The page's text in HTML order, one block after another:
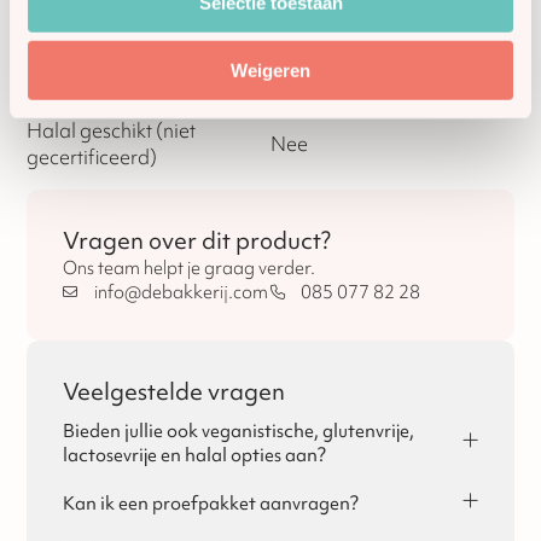
Weigeren
Nee
Halal geschikt (niet
gecertificeerd)
Nee
Vragen over dit product?
Ons team helpt je graag verder.
info@debakkerij.com
085 077 82 28
Veelgestelde vragen
Bieden jullie ook veganistische, glutenvrije,
lactosevrije en halal opties aan?
allergeneninformatie terug op de pagina's van Sinterklaas,
Kerst en Pasen.
Kan ik een proefpakket aanvragen?